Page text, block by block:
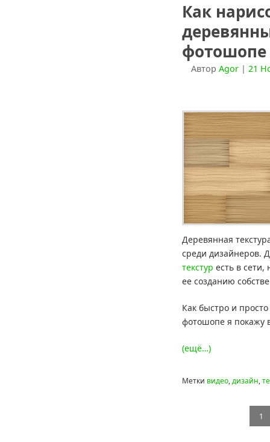
Как
фотошопе
Автор Agor | 21
Деревянная
среди дизайнеров.
текстур есть в сети,
ее созданию
Как быстро и
фотошопе я покажу
(ещё…)
Метки видео,дизайн,
1